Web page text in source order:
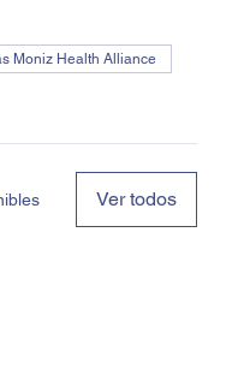
Moniz Health Alliance
Ver todos